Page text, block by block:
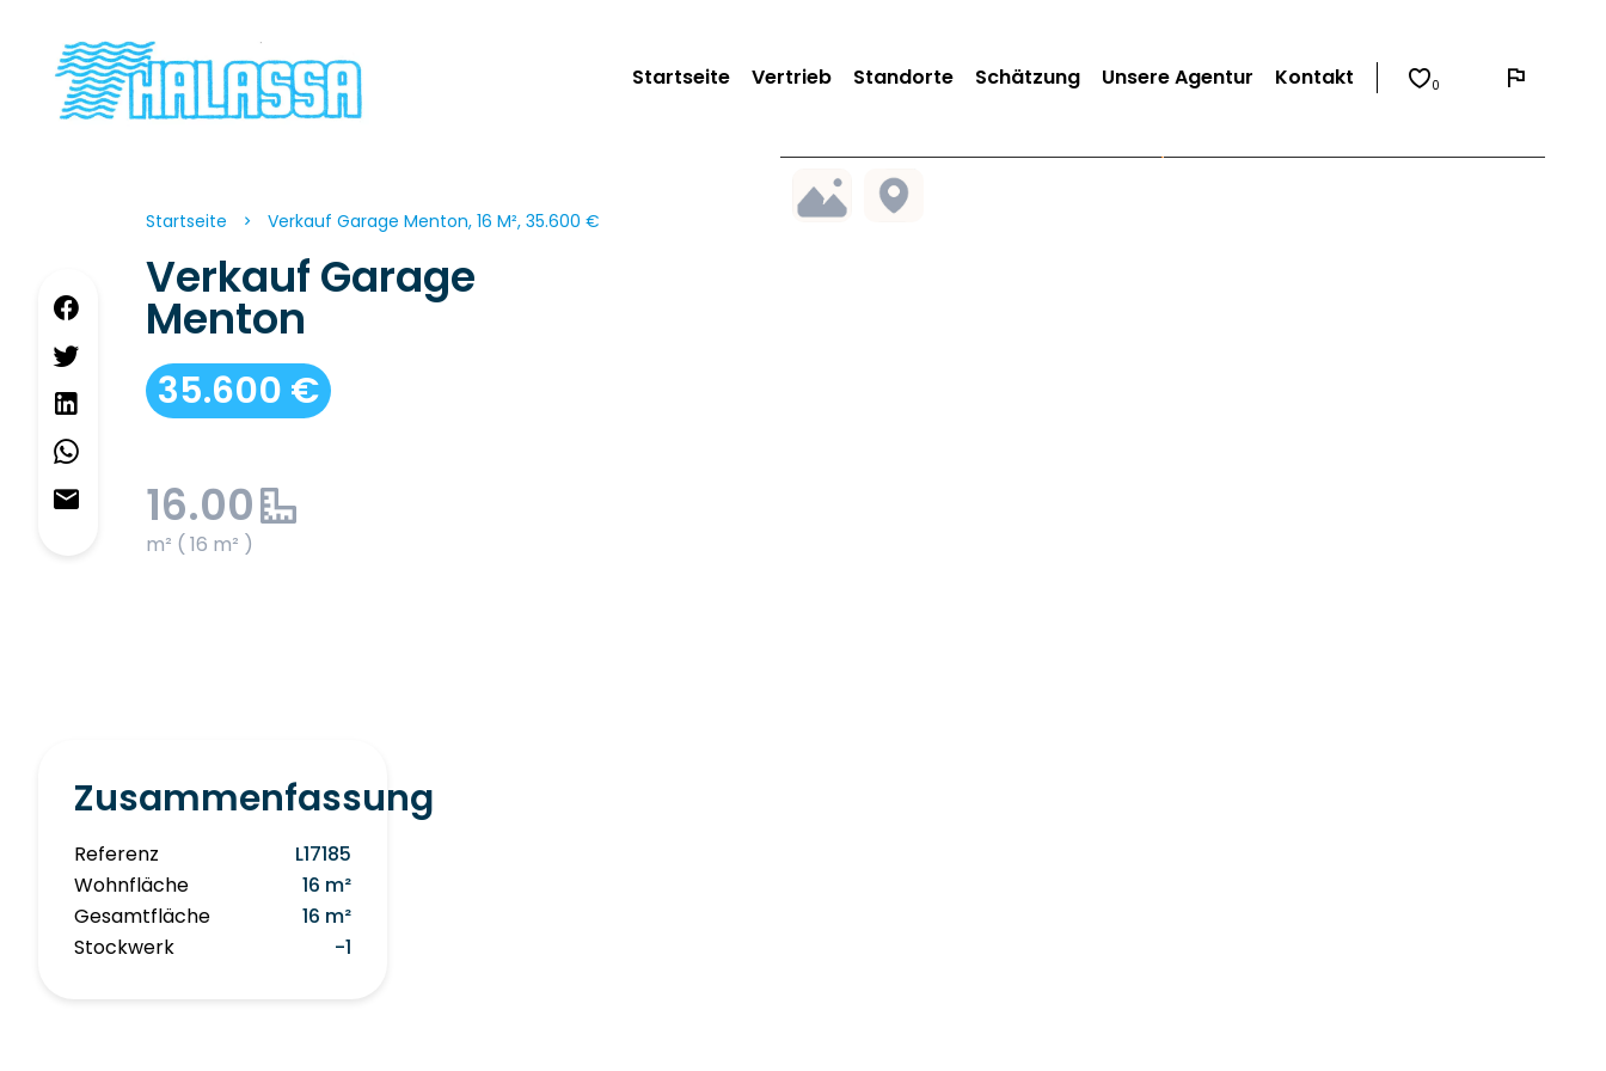
Startseite Vertrieb Standorte Schätzung Unsere Agentur Kontakt 0
Startseite Verkauf Garage Menton, 16 M², 35.600 €
Verkauf Garage
Menton
35.600 €
16.00
m² ( 16 m² )
Zusammenfassung
Referenz
L17185
Wohnfläche
16 m²
Gesamtfläche
16 m²
Stockwerk
-1